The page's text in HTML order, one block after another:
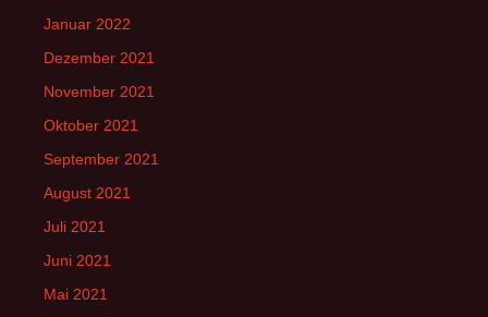
Januar 2022
Dezember 2021
November 2021
Oktober 2021
September 2021
August 2021
Juli 2021
Juni 2021
Mai 2021